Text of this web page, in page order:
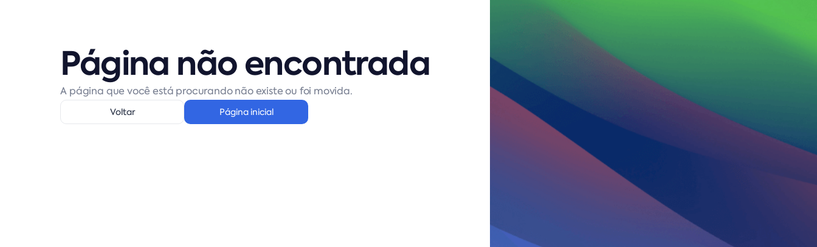
Página não encontrada
A página que você está procurando não existe ou foi movida.
Voltar Página inicial